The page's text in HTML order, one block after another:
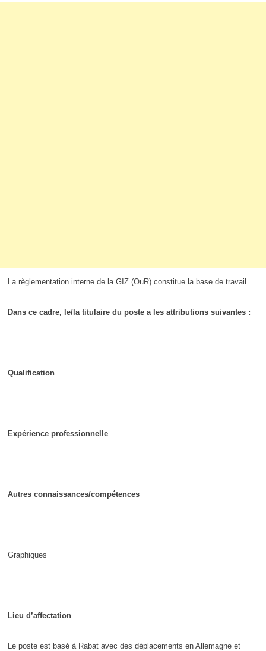
La règlementation interne de la GIZ (OuR) constitue la base de travail.
Dans ce cadre, le/la titulaire du poste a les attributions suivantes :
Qualification
Expérience professionnelle
Autres connaissances/compétences
Graphiques
Lieu d’affectation
Le poste est basé à Rabat avec des déplacements en Allemagne et